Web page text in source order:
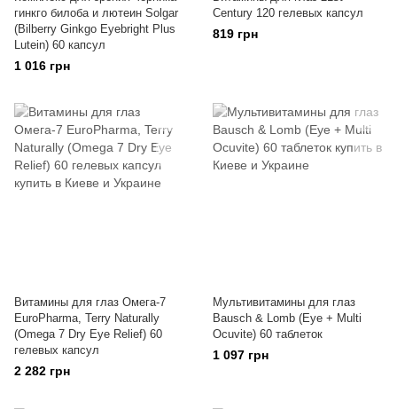
гинкго билоба и лютеин Solgar
(Bilberry Ginkgo Eyebright Plus
Lutein) 60 капсул
1 016 грн
Century 120 гелевых капсул
819 грн
Витамины для глаз Омега-7
EuroPharma, Terry Naturally
(Omega 7 Dry Eye Relief) 60
гелевых капсул
2 282 грн
Мультивитамины для глаз
Bausch & Lomb (Eye + Multi
Ocuvite) 60 таблеток
1 097 грн